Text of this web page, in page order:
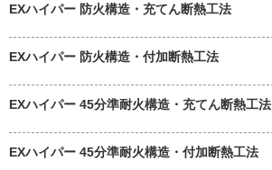
EXハイパー 防火構造・充てん断熱工法
EXハイパー 防火構造・付加断熱工法
EXハイパー 45分準耐火構造・充てん断熱工法
EXハイパー 45分準耐火構造・付加断熱工法